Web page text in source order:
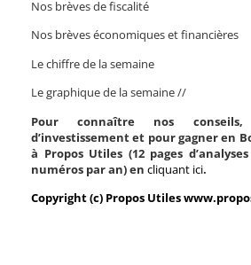
Nos brèves de fiscalité
Nos brèves économiques et financières
Le chiffre de la semaine
Le graphique de la semaine //
Pour connaître nos
d’investissement et pour gagner en
à Propos Utiles (12 pages
numéros par an) en cliquant ici.
Copyright (c) Propos Utiles